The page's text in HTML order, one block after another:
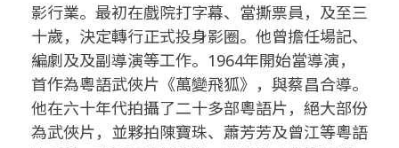
影行業。最初在戲院打字幕、當撕票員，及至三
十歲，決定轉行正式投身影圈。他曾擔任場記、
編劇及及副導演等工作。1964年開始當導演，
首作為粵語武俠片《萬變飛狐》，與蔡昌合導。
他在六十年代拍攝了二十多部粵語片，絕大部份
為武俠片，並夥拍陳寶珠、蕭芳芳及曾江等粵語